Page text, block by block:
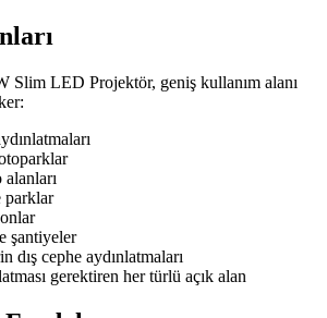
LED Projektör, geniş kullanım alanı
parklar
şantiyeler
dış cephe aydınlatmaları
gerektiren her türlü açık alan